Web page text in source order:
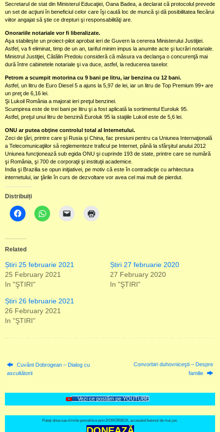
Secretarul de stat din Ministerul Educaţiei, Oana Badea, a declarat că protocolul prevede
un set de acţiuni în beneficiul celor care îşi caută loc de muncă şi dă posibilitatea fiecărui
viitor angajat să ştie ce drepturi şi responsabilităţi are.
Onorariile notariale vor fi liberalizate.
Aşa stabileşte un proiect-pilot aprobat ieri de Guvern la cererea Ministerului Justiţiei.
Astfel, va fi eliminat, timp de un an, tariful minim impus la anumite acte şi lucrări notariale.
Ministrul Justiţiei, Cătălin Predoiu consideră că măsura va declanşa o concurenţă mai
dură între cabinetele notariale şi va duce, astfel, la reducerea taxelor.
Petrom a scumpit motorina cu 9 bani pe litru, iar benzina cu 12 bani.
Astfel, un litru de Euro Diesel 5 a ajuns la 5,97 de lei, iar un litru de Top Premium 99+ are
un preţ de 6,16 lei.
Şi Lukoil România a majorat ieri preţul benzinei.
Scumpirea este de trei bani pe litru şi a fost aplicată la sortimentul Euroluk 95.
Astfel, preţul unui litru de benzină Euroluk 95 la staţiile Lukoil este de 5,6 lei.
ONU ar putea obţine controlul total al Internetului.
Zeci de ţări, printre care şi Rusia şi China, fac presiuni pentru ca Uniunea Internaţională
a Telecomunicaţiilor să reglementeze traficul pe Internet, până la sfârşitul anului 2012
Uniunea funcţionează sub egida ONU şi cuprinde 193 de state, printre care se numără
şi România, şi 700 de corporaţii şi instituţii academice.
India şi Brazilia se opun iniţiativei, pe motiv că este în contradicţie cu arhitectura
internetului, iar ţările în curs de dezvoltare vor avea cel mai mult de pierdut.
Distribuiți
Related
Știri 25 februarie 2021
25 February 2021
In "ŞTIRI"
Știri 27 februarie 2020
27 February 2020
In "ŞTIRI"
Știri 26 februarie 2021
26 February 2021
In "ŞTIRI"
Cuvânt Dobrogean – Dialog cu
ascultătorii
Convorbiri duhovniceşti – Despre
familie
Vezi ce postăm pe YOUTUBE
Puteți dona sau trimite pomelnice prin DONORBOX, accesând butonul de mai jos.